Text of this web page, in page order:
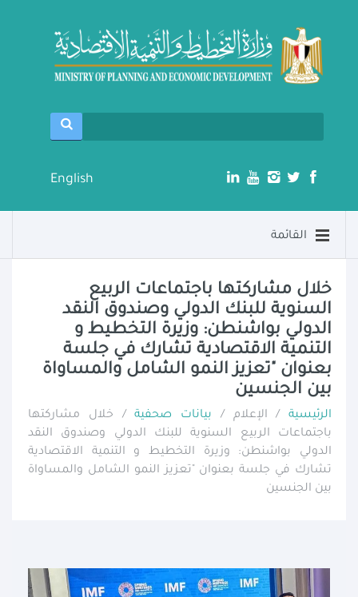
English
القائمة
خلال مشاركتها باجتماعات الربيع
السنوية للبنك الدولي وصندوق النقد
الدولي بواشنطن: وزيرة التخطيط و
التنمية الاقتصادية تشارك في جلسة
بعنوان "تعزيز النمو الشامل والمساواة
بين الجنسين
الرئيسية / الإعلام / بيانات صحفية/ خلال مشاركتها
باجتماعات الربيع السنوية للبنك الدولي وصندوق النقد
الدولي بواشنطن: وزيرة التخطيط و التنمية الاقتصادية
تشارك في جلسة بعنوان "تعزيز النمو الشامل والمساواة
بين الجنسين